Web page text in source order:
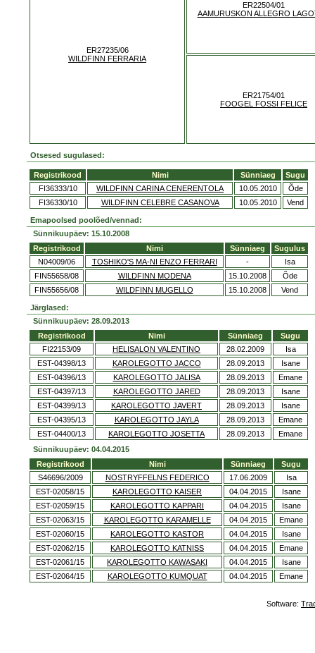
ER27235/06
WILDFINN FERRARIA
ER22504/01
AAMURUSKON ALLEGRO
ER21754/01
FOOGEL FOSSI FELICE
Otsesed sugulased:
Registrikood Nimi Sünniaeg
Sugu
FI36333/10
WILDFINN CARINA CENERENTOLA 10.05.2010
Õde
FI36330/10
WILDFINN CELEBRE CASANOVA 10.05.2010 Vend
Emapoolsed poolõed/vennad:
Sünnikuupäev: 15.10.2008
Registrikood
Nimi Sünniaeg
Sugulus
N04009/06
TOSHIKO'S MA-NI ENZO FERRARI -
Isa
FIN55658/08
WILDFINN MODENA 15.10.2008
Õde
FIN55656/08
WILDFINN MUGELLO 15.10.2008 Vend
Järglased:
Sünnikuupäev: 28.09.2013
Registrikood
Nimi Sünniaeg
Sugu
FI22153/09
HELISALON VALENTINO 28.02.2009
Isa
EST-04398/13
KAROLEGOTTO JACCO 28.09.2013
Isane
EST-04396/13
KAROLEGOTTO JALISA 28.09.2013
Emane
EST-04397/13
KAROLEGOTTO JARED 28.09.2013
Isane
EST-04399/13
KAROLEGOTTO JAVERT 28.09.2013
Isane
EST-04395/13
KAROLEGOTTO JAYLA 28.09.2013
Emane
EST-04400/13
KAROLEGOTTO JOSETTA 28.09.2013
Emane
Sünnikuupäev: 04.04.2015
Registrikood
Nimi Sünniaeg
Sugu
S46696/2009
NOSTRYFFELNS FEDERICO 17.06.2009
Isa
EST-02058/15
KAROLEGOTTO KAISER 04.04.2015
Isane
EST-02059/15
KAROLEGOTTO KAPPARI 04.04.2015
Isane
EST-02063/15
KAROLEGOTTO KARAMELLE 04.04.2015
Emane
EST-02060/15
KAROLEGOTTO KASTOR 04.04.2015
Isane
EST-02062/15
KAROLEGOTTO KATNISS 04.04.2015
Emane
EST-02061/15
KAROLEGOTTO KAWASAKI 04.04.2015
Isane
EST-02064/15
KAROLEGOTTO KUMQUAT 04.04.2015 Emane
Software: